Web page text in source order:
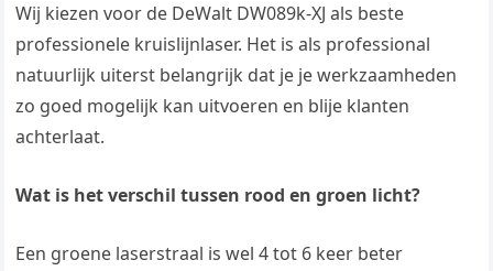
Wij kiezen voor de DeWalt DW089k-XJ als beste
professionele kruislijnlaser. Het is als professional
natuurlijk uiterst belangrijk dat je je werkzaamheden
zo goed mogelijk kan uitvoeren en blije klanten
achterlaat.
Wat is het verschil tussen rood en groen licht?
Een groene laserstraal is wel 4 tot 6 keer beter